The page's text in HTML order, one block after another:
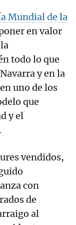
Mundial de la
en valor
todo lo que
y en la
uno de los
que
y el
vendidos,
con
de
al